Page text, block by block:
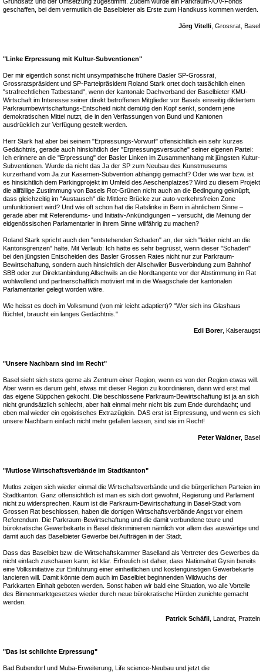
geschaffen, bei dem vermutlich die Baselbieter als Erste zum Handkuss kommen werden.
Jörg Vitelli , Grossrat, Basel
"Linke Erpressung mit Kultur-Subventionen"
Der mir eigentlich sonst nicht unsympathische frühere Basler SP-Grossrat,
Grossratspräsident und SP-Parteipräsident Roland Stark ortet doch tatsächlich einen
"strafrechtlichen Tatbestand", wenn der kantonale Dachverband der Baselbieter KMU-
Wirtschaft im Interesse seiner direkt betroffenen Mitglieder vor Basels einseitig diktiertem
Parkraumbewirtschaftungs-Entscheid nicht demütig den Kopf senkt, sondern jene
demokratischen Mittel nutzt, die in den Verfassungen von Bund und Kantonen
ausdrücklich zur Verfügung gestellt werden.
Herr Stark hat aber bei seinem "Erpressungs-Vorwurf" offensichtlich ein sehr kurzes
Gedächtnis, gerade auch hinsichtlich der "Erpressungsversuche" seiner eigenen Partei:
Ich erinnere an die "Erpressung" der Basler Linken im Zusammenhang mit jüngsten Kultur-
Subventionen. Wurde da nicht das Ja der SP zum Neubau des Kunstmuseums
kurzerhand vom Ja zur Kasernen-Subvention abhängig gemacht? Oder wie war bzw. ist
es hinsichtlich dem Parkingprojekt im Umfeld des Aeschenplatzes? Wird zu diesem Projekt
die allfällige Zustimmung von Basels Rot-Grünen nicht auch an die Bedingung geknüpft,
dass gleichzeitig im "Austausch" die Mittlere Brücke zur auto-verkehrsfreien Zone
umfunktioniert wird? Und wie oft schon hat die Ratslinke in Bern in ähnlichem Sinne –
gerade aber mit Referendums- und Initiativ-Ankündigungen – versucht, die Meinung der
eidgenössischen Parlamentarier in ihrem Sinne willfährig zu machen?
Roland Stark spricht auch den "entstehenden Schaden" an, der sich "leider nicht an die
Kantonsgrenzen" halte. Mit Verlaub: Ich hätte es sehr begrüsst, wenn dieser "Schaden"
bei den jüngsten Entscheiden des Basler Grossen Rates nicht nur zur Parkraum-
Bewirtschaftung, sondern auch hinsichtlich der Allschwiler Busverbindung zum Bahnhof
SBB oder zur Direktanbindung Allschwils an die Nordtangente vor der Abstimmung im Rat
wohlwollend und partnerschaftlich motiviert mit in die Waagschale der kantonalen
Parlamentarier gelegt worden wäre.
Wie heisst es doch im Volksmund (von mir leicht adaptiert)? "Wer sich ins Glashaus
flüchtet, braucht ein langes Gedächtnis."
Edi Borer, Kaiseraugst
"Unsere Nachbarn sind im Recht"
Basel sieht sich stets gerne als Zentrum einer Region, wenn es von der Region etwas will.
Aber wenn es darum geht, etwas mit dieser Region zu koordinieren, dann wird erst mal
das eigene Süppchen gekocht. Die beschlossene Parkraum-Bewirtschaftung ist ja an sich
nicht grundsätzlich schlecht, aber halt einmal mehr nicht bis zum Ende durchdacht; und
eben mal wieder ein egoistisches Extrazüglein. DAS erst ist Erpressung, und wenn es sich
unsere Nachbarn einfach nicht mehr gefallen lassen, sind sie im Recht!
Peter Waldner, Basel
"Mutlose Wirtschaftsverbände im Stadtkanton"
Mutlos zeigen sich wieder einmal die Wirtschaftsverbände und die bürgerlichen Parteien im
Stadtkanton. Ganz offensichtlich ist man es sich dort gewohnt, Regierung und Parlament
nicht zu widersprechen. Kaum ist die Parkraum-Bewirtschaftung in Basel-Stadt vom
Grossen Rat beschlossen, haben die dortigen Wirtschaftsverbände Angst vor einem
Referendum. Die Parkraum-Bewirtschaftung und die damit verbundene teure und
bürokratische Gewerbekarte in Basel diskriminieren nämlich vor allem das auswärtige und
damit auch das Baselbieter Gewerbe bei Aufträgen in der Stadt.
Dass das Baselbiet bzw. die Wirtschaftskammer Baselland als Vertreter des Gewerbes da
nicht einfach zuschauen kann, ist klar. Erfreulich ist daher, dass Nationalrat Gysin bereits
eine Volksinitiative zur Einführung einer einheitlichen und kostengünstigen Gewerbekarte
lancieren will. Damit könnte dem auch im Baselbiet beginnenden Wildwuchs der
Parkkarten Einhalt geboten werden. Sonst haben wir bald eine Situation, wo alle Vorteile
des Binnenmarktgesetzes wieder durch neue bürokratische Hürden zunichte gemacht
werden.
Patrick Schäfli , Landrat, Pratteln
"Das ist schlichte Erpressung"
Bad Bubendorf und Muba-Erweiterung, Life science-Neubau und jetzt die